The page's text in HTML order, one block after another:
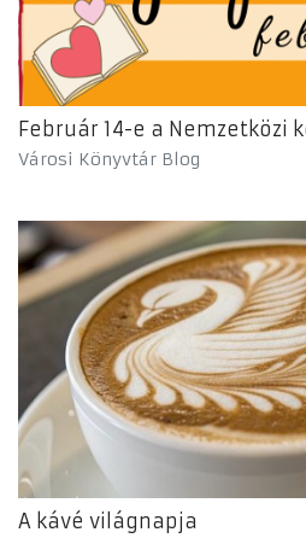
Február 14-e a Nemzetközi
Városi Könyvtár Blog
A kávé világnapja